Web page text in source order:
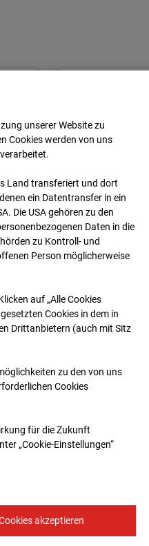
unserer Website zu
Cookies werden von uns
Land transferiert und dort
ein Datentransfer in ein
Die USA gehören zu den
Daten in die
zu Kontroll- und
Person möglicherweise
auf „Alle Cookies
Cookies in dem in
Drittanbietern (auch mit Sitz
zu den von uns
Cookies
für die Zukunft
„Cookie-Einstellungen“
akzeptieren